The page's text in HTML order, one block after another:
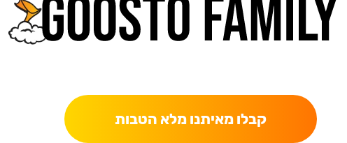
קבלו מאיתנו מלא הטבות